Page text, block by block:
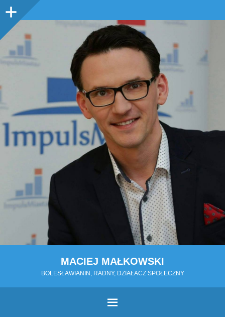
Panel
MACIEJ MAŁKOWSKI
BOLESŁAWIANIN, RADNY, DZIAŁACZ SPOŁECZNY
MENU